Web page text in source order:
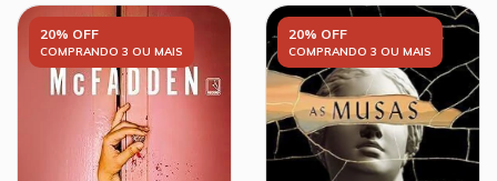
20% OFF
COMPRANDO 3 OU MAIS
20% OFF
COMPRANDO 3 OU MAIS